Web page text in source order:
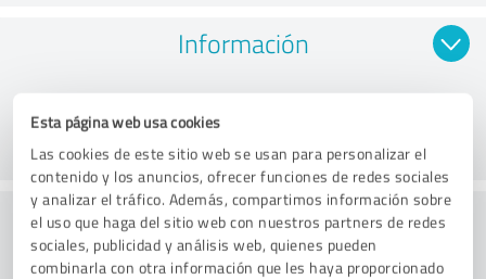
Esta página web usa cookies
Las cookies de este sitio web se usan para personalizar el
contenido y los anuncios, ofrecer funciones de redes sociales
y analizar el tráfico. Además, compartimos información sobre
el uso que haga del sitio web con nuestros partners de redes
sociales, publicidad y análisis web, quienes pueden
combinarla con otra información que les haya proporcionado
Información
Página web